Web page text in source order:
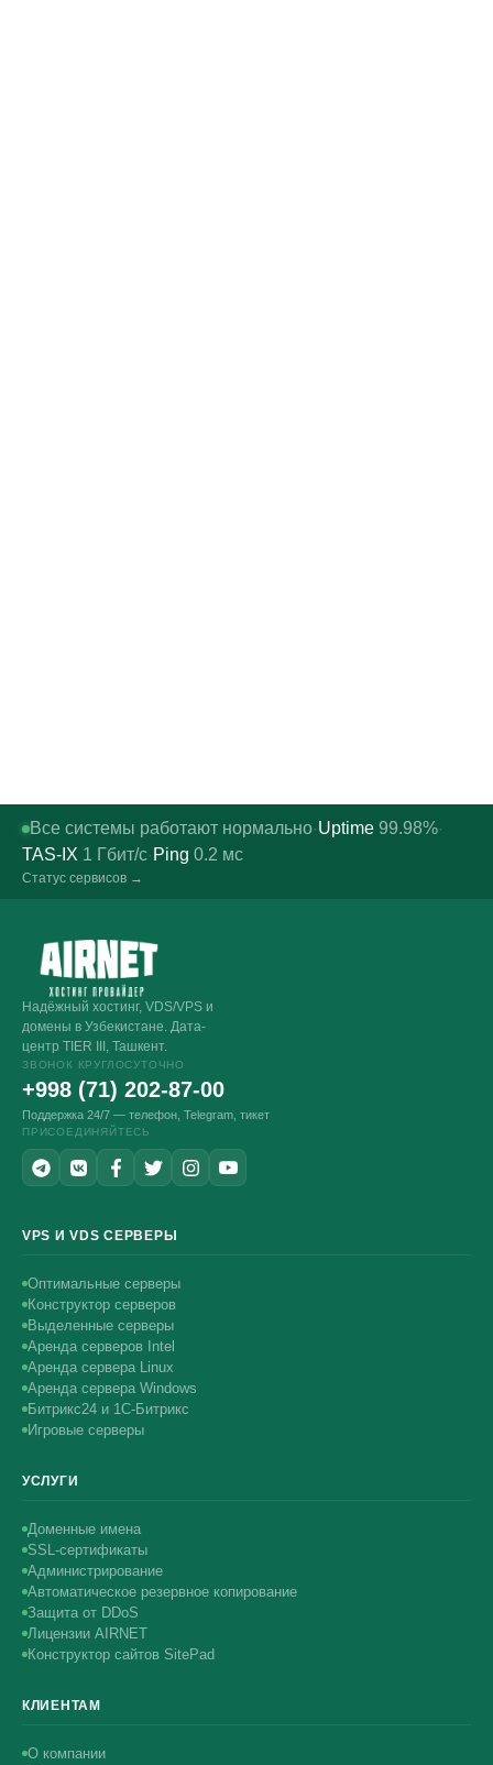
Все системы работают нормально·Uptime 99.98%·
TAS-IX 1 Гбит/с· Ping 0.2 мс
Статус сервисов →
Надёжный хостинг, VDS/VPS и
домены в Узбекистане. Дата-
центр TIER III, Ташкент.
ЗВОНОК КРУГЛОСУТОЧНО
+998 (71) 202-87-00
Поддержка 24/7 — телефон, Telegram, тикет
ПРИСОЕДИНЯЙТЕСЬ
VPS И VDS СЕРВЕРЫ
Оптимальные серверы
Конструктор серверов
Выделенные серверы
Аренда серверов Intel
Аренда сервера Linux
Аренда сервера Windows
Битрикс24 и 1С-Битрикс
Игровые серверы
УСЛУГИ
Доменные имена
SSL-сертификаты
Администрирование
Автоматическое резервное копирование
Защита от DDoS
Лицензии AIRNET
Конструктор сайтов SitePad
КЛИЕНТАМ
О компании